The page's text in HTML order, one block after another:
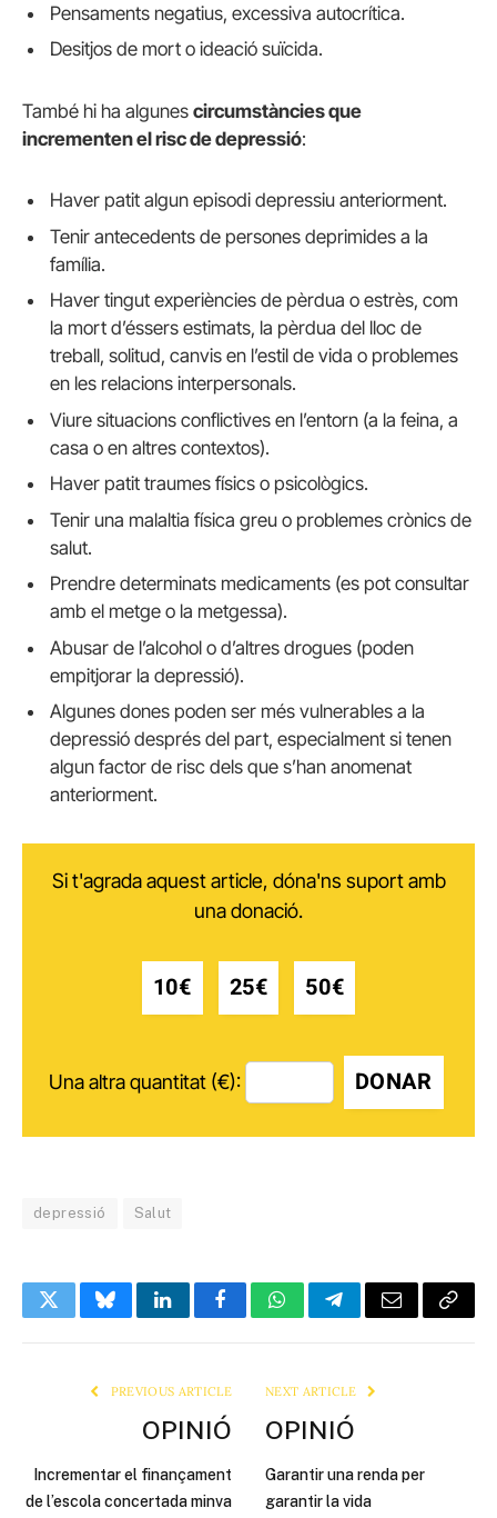
Pensaments negatius, excessiva autocrítica.
Desitjos de mort o ideació suïcida.
També hi ha algunes circumstàncies que
incrementen el risc de depressió:
Haver patit algun episodi depressiu anteriorment.
Tenir antecedents de persones deprimides a la
família.
Haver tingut experiències de pèrdua o estrès, com
la mort d’éssers estimats, la pèrdua del lloc de
treball, solitud, canvis en l’estil de vida o problemes
en les relacions interpersonals.
Viure situacions conflictives en l’entorn (a la feina, a
casa o en altres contextos).
Haver patit traumes físics o psicològics.
Tenir una malaltia física greu o problemes crònics de
salut.
Prendre determinats medicaments (es pot consultar
amb el metge o la metgessa).
Abusar de l’alcohol o d’altres drogues (poden
empitjorar la depressió).
Algunes dones poden ser més vulnerables a la
depressió després del part, especialment si tenen
algun factor de risc dels que s’han anomenat
anteriorment.
Si t'agrada aquest article, dóna'ns suport amb
una donació.
10€ 25€ 50€
Una altra quantitat (€): DONAR
depressió Salut
TwitterBlueskyLinkedInFacebookWhatsAppTelegramEmail Copy
PREVIOUS ARTICLE
OPINIÓ
Incrementar el finançament
de l’escola concertada minva
NEXT ARTICLE
OPINIÓ
Garantir una renda per
garantir la vida